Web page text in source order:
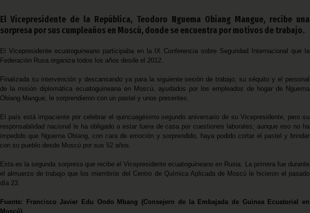
El Vicepresidente de la República, Teodoro Nguema Obiang Mangue, recibe una
sorpresa por sus cumpleaños en Moscú, donde se encuentra por motivos de trabajo.
El Vicepresidente ecuatoguineano participaba en la IX Conferencia sobre Seguridad Internacional que la
Federación Rusa organiza todos los años desde el 2012.
Finalizada su intervención y descansando ya para la siguiente sesión de trabajo, su séquito y el personal
de la misión diplomática ecuatoguineana en Moscú, ayudados por los empleados de hogar de Nguema
Obiang Mangue, le sorprendieron con un pastel y unos presentes.
El país está impaciente por celebrar el quincuagésimo segundo aniversario de su Vicepresidente, pero su
responsabilidad nacional le ha obligado a estar fuera de casa por cuestiones laborales; aunque eso no ha
impedido que Nguema Obiang, con cara de emoción y sorprendido, haya podido cortar el pastel y brindar
con su pueblo desde Moscú por sus 52 años.
Esta es la segunda sorpresa que recibe el Vicepresidente ecuatoguineano en Rusia. La primera fue durante
el almuerzo de trabajo que los miembros del Centro de Química Aplicada de Moscú le hicieron el pasado
día 23.
Fuente: Francisco Javier Edu Ondo Mbang (Consejero de la Embajada de Guinea Ecuatorial en
Moscú)